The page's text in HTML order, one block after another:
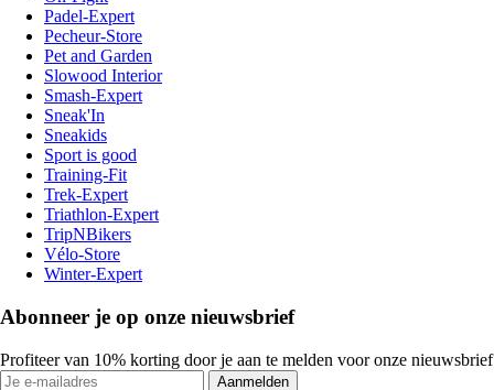
Padel-Expert
Pecheur-Store
Pet and Garden
Slowood Interior
Smash-Expert
Sneak'In
Sneakids
Sport is good
Training-Fit
Trek-Expert
Triathlon-Expert
TripNBikers
Vélo-Store
Winter-Expert
Abonneer je op onze nieuwsbrief
Profiteer van 10% korting door je aan te melden voor onze nieuwsbrief
Aanmelden